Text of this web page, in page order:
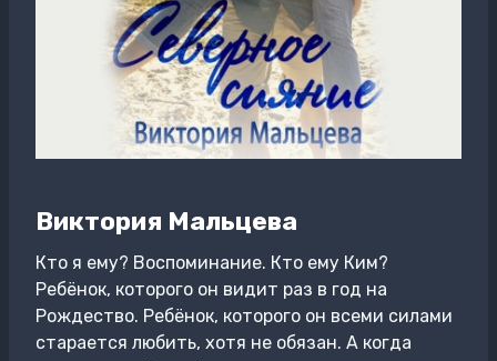
Виктория Мальцева
Кто я ему? Воспоминание. Кто ему Ким?
Ребёнок, которого он видит раз в год на
Рождество. Ребёнок, которого он всеми силами
старается любить, хотя не обязан. А когда